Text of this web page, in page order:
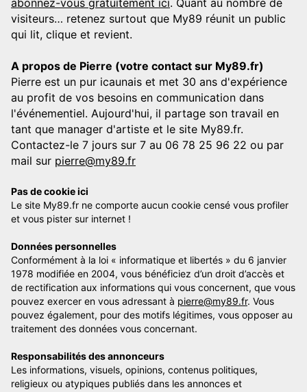
visiteurs… retenez surtout que My89 réunit un public
qui lit, clique et revient.
A propos de Pierre (votre contact sur My89.fr)
Pierre est un pur icaunais et met 30 ans d'expérience
au profit de vos besoins en communication dans
l'événementiel. Aujourd'hui, il partage son travail en
tant que manager d'artiste et le site My89.fr.
Contactez-le 7 jours sur 7 au 06 78 25 96 22 ou par
mail sur pierre@my89.fr
Pas de cookie ici
Le site My89.fr ne comporte aucun cookie censé vous profiler
et vous pister sur internet !
Données personnelles
Conformément à la loi « informatique et libertés » du 6 janvier
1978 modifiée en 2004, vous bénéficiez d’un droit d’accès et
de rectification aux informations qui vous concernent, que vous
pouvez exercer en vous adressant à pierre@my89.fr. Vous
pouvez également, pour des motifs légitimes, vous opposer au
traitement des données vous concernant.
Responsabilités des annonceurs
Les informations, visuels, opinions, contenus politiques,
religieux ou atypiques publiés dans les annonces et